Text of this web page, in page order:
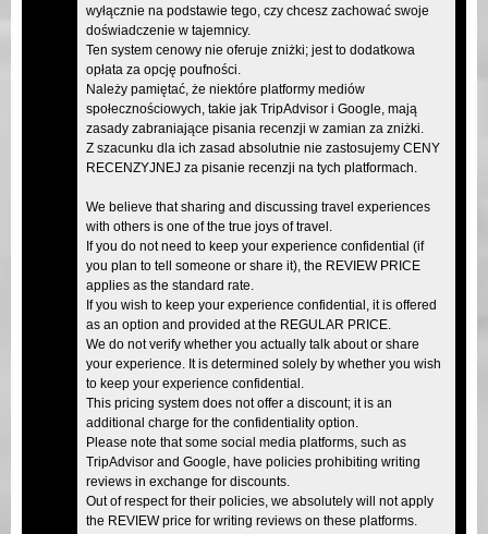
wyłącznie na podstawie tego, czy chcesz zachować swoje
doświadczenie w tajemnicy.
Ten system cenowy nie oferuje zniżki; jest to dodatkowa
opłata za opcję poufności.
Należy pamiętać, że niektóre platformy mediów
społecznościowych, takie jak TripAdvisor i Google, mają
zasady zabraniające pisania recenzji w zamian za zniżki.
Z szacunku dla ich zasad absolutnie nie zastosujemy CENY
RECENZYJNEJ za pisanie recenzji na tych platformach.
We believe that sharing and discussing travel experiences
with others is one of the true joys of travel.
If you do not need to keep your experience confidential (if
you plan to tell someone or share it), the REVIEW PRICE
applies as the standard rate.
If you wish to keep your experience confidential, it is offered
as an option and provided at the REGULAR PRICE.
We do not verify whether you actually talk about or share
your experience. It is determined solely by whether you wish
to keep your experience confidential.
This pricing system does not offer a discount; it is an
additional charge for the confidentiality option.
Please note that some social media platforms, such as
TripAdvisor and Google, have policies prohibiting writing
reviews in exchange for discounts.
Out of respect for their policies, we absolutely will not apply
the REVIEW price for writing reviews on these platforms.